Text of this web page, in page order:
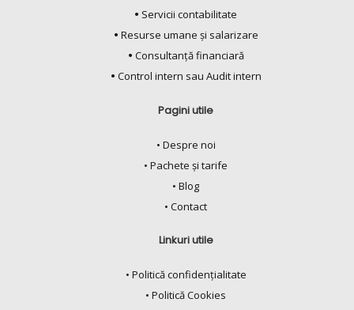
• Servicii contabilitate
• Resurse umane și salarizare
• Consultanță financiară
• Control intern sau Audit intern
Pagini utile
• Despre noi
• Pachete și tarife
• Blog
• Contact
Linkuri utile
• Politică confidențialitate
• Politică Cookies